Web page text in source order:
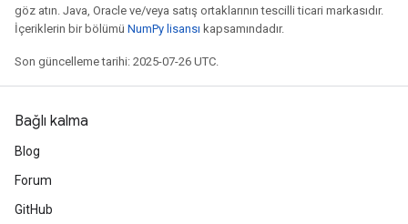
göz atın. Java, Oracle ve/veya satış ortaklarının tescilli ticari markasıdır.
İçeriklerin bir bölümü NumPy lisansı kapsamındadır.
Son güncelleme tarihi: 2025-07-26 UTC.
Bağlı kalma
Blog
Forum
GitHub